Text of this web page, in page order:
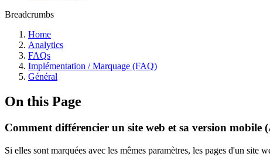
Breadcrumbs
Home
Analytics
FAQs
Implémentation / Marquage (FAQ)
Général
On this Page
Comment différencier un site web et sa version mobile
Si elles sont marquées avec les mêmes paramètres, les pages d'un site